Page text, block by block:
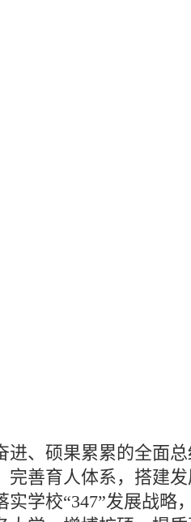
、硕果累累的全面
善育人体系，搭建
学校“347”发展战略